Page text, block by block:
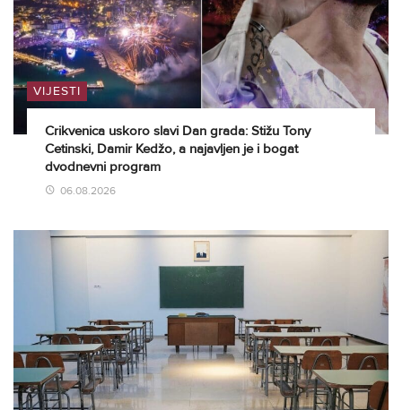
VIJESTI
Crikvenica uskoro slavi Dan grada: Stižu Tony
Cetinski, Damir Kedžo, a najavljen je i bogat
dvodnevni program
06.08.2026